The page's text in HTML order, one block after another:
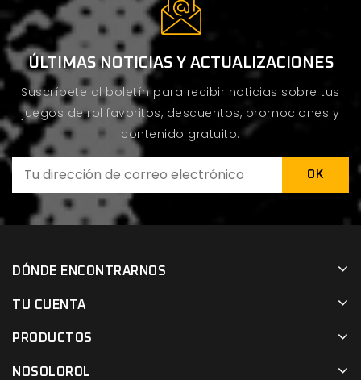
ÚLTIMAS NOTICIAS Y ACTUALIZACIONES
Suscríbete al boletín para recibir noticias sobre tus
juegos de rol favoritos, descuentos, promociones y
contenido gratuito.
DÓNDE ENCONTRARNOS
TU CUENTA
PRODUCTOS
NOSOLOROL